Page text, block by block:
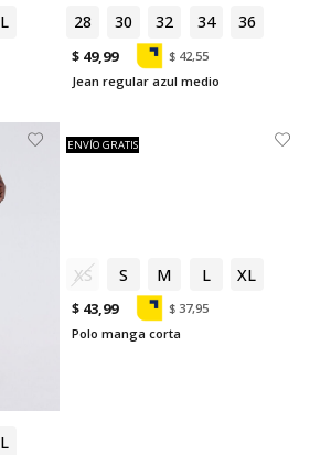
28 30 32 34 36
$ 49,99
$ 42,55
Jean regular azul medio
XS S M L XL
ENVÍO GRATIS
$ 43,99
$ 37,95
Polo manga corta